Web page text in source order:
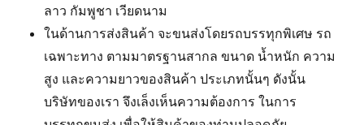
ลาว กัมพูชา เวียดนาม
ในด้านการส่งสินค้า จะขนส่งโดยรถบรรทุกพิเศษ รถ
เฉพาะทาง ตามมาตรฐานสากล ขนาด น้ำหนัก ความ
สูง และความยาวของสินค้า ประเภทนั้นๆ ดังนั้น
บริษัทของเรา จึงเล็งเห็นความต้องการ ในการ